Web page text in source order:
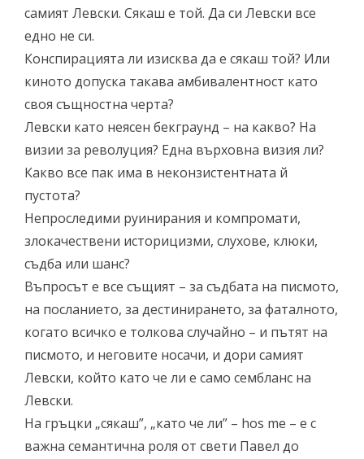
самият Левски. Сякаш е той. Да си Левски все
едно не си.
Конспирацията ли изисква да е сякаш той? Или
киното допуска такава амбивалентност като
своя същностна черта?
Левски като неясен бекграунд – на какво? На
визии за револуция? Една върховна визия ли?
Какво все пак има в неконзистентната й
пустота?
Непроследими руинирания и компромати,
злокачествени историцизми, слухове, клюки,
съдба или шанс?
Въпросът е все същият – за съдбата на писмото,
на посланието, за дестинирането, за фаталното,
когато всичко е толкова случайно – и пътят на
писмото, и неговите носачи, и дори самият
Левски, който като че ли е само сембланс на
Левски.
На гръцки „сякаш”, „като че ли” – hos me – е с
важна семантична роля от свети Павел до